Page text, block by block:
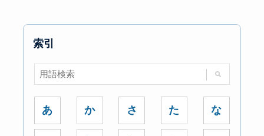
索引
あ か さ た な